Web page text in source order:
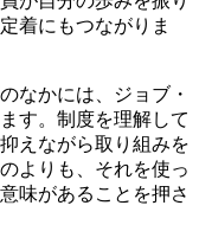
着にもつながりま
なかには、ジョブ・
す。制度を理解して
えながら取り組みを
よりも、それを使っ
味があることを押さ